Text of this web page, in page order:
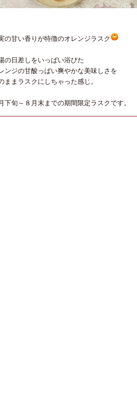
の甘い香りが特徴のオレンジラスク
の日差しをいっぱい浴びた
ンジの甘酸っぱい爽やかな美味しさを
ままラスクにしちゃった感じ。
下旬～８月末までの期間限定ラスクです。